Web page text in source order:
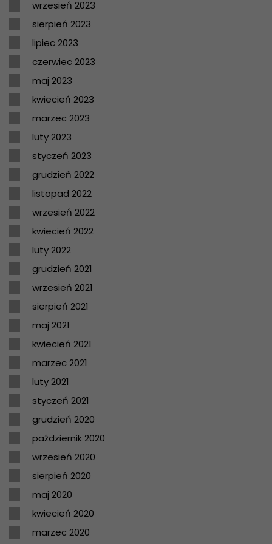
wrzesień 2023
sierpień 2023
lipiec 2023
czerwiec 2023
maj 2023
kwiecień 2023
marzec 2023
luty 2023
styczeń 2023
grudzień 2022
listopad 2022
wrzesień 2022
kwiecień 2022
luty 2022
grudzień 2021
wrzesień 2021
sierpień 2021
maj 2021
kwiecień 2021
marzec 2021
luty 2021
styczeń 2021
grudzień 2020
październik 2020
wrzesień 2020
sierpień 2020
maj 2020
kwiecień 2020
marzec 2020